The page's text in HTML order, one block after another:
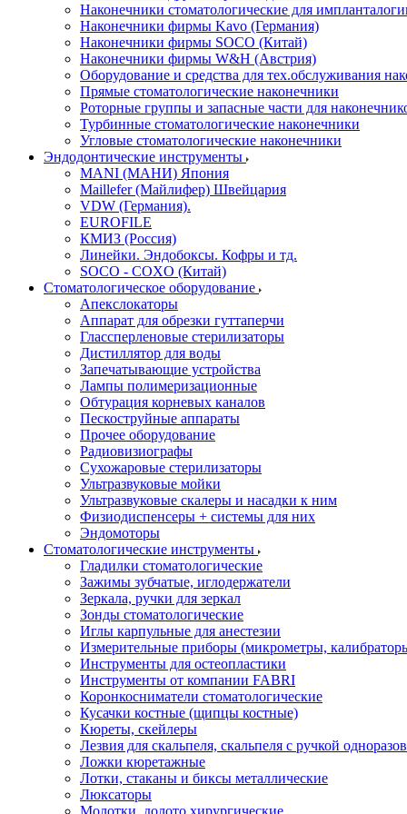
Наконечники стоматологические для
Наконечники фирмы Kavo (Германия)
Наконечники фирмы SOCO (Китай)
Наконечники фирмы W&H (Австрия)
Оборудование и средства для тех.обслуживания
Прямые стоматологические наконечники
Роторные группы и запасные части для
Турбинные стоматологические наконечники
Угловые стоматологические наконечники
Эндодонтические инструменты
MANI (МАНИ) Япония
Maillefer (Майлифер) Швейцария
VDW (Германия).
EUROFILE
КМИЗ (Россия)
Линейки. Эндобоксы. Кофры и тд.
SOCO - COXO (Китай)
Стоматологическое оборудование
Апекслокаторы
Аппарат для обрезки гуттаперчи
Глассперленовые стерилизаторы
Дистиллятор для воды
Запечатывающие устройства
Лампы полимеризационные
Обтурация корневых каналов
Пескоструйные аппараты
Прочее оборудование
Радиовизиографы
Сухожаровые стерилизаторы
Ультразвуковые мойки
Ультразвуковые скалеры и насадки к ним
Физиодиспенсеры + системы для них
Эндомоторы
Стоматологические инструменты
Гладилки стоматологические
Зажимы зубчатые, иглодержатели
Зеркала, ручки для зеркал
Зонды стоматологические
Иглы карпульные для анестезии
Измерительные приборы (микрометры,
Инструменты для остеопластики
Инструменты от компании FABRI
Коронкосниматели стоматологические
Кусачки костные (щипцы костные)
Кюреты, скейлеры
Лезвия для скальпеля, скальпеля с ручкой
Ложки кюретажные
Лотки, стаканы и биксы металлические
Люксаторы